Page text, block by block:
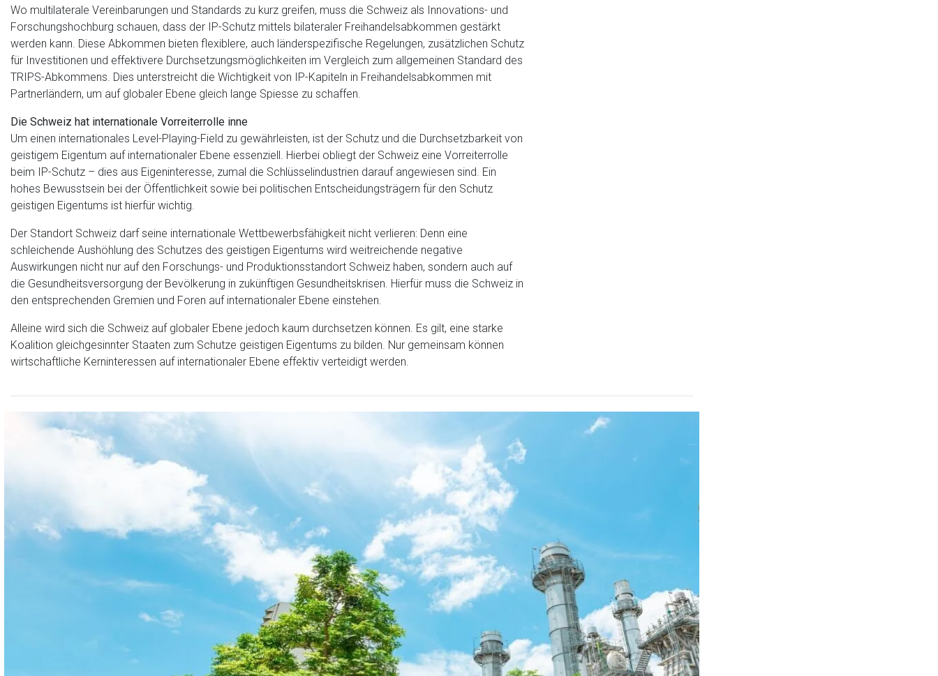
Wo multilaterale Vereinbarungen und Standards zu kurz greifen, muss die Schweiz als Innovations- und
Forschungshochburg schauen, dass der IP-Schutz mittels bilateraler Freihandelsabkommen gestärkt
werden kann. Diese Abkommen bieten flexiblere, auch länderspezifische Regelungen, zusätzlichen Schutz
für Investitionen und effektivere Durchsetzungsmöglichkeiten im Vergleich zum allgemeinen Standard des
TRIPS-Abkommens. Dies unterstreicht die Wichtigkeit von IP-Kapiteln in Freihandelsabkommen mit
Partnerländern, um auf globaler Ebene gleich lange Spiesse zu schaffen.
Die Schweiz hat internationale Vorreiterrolle inne
Um einen internationales Level-Playing-Field zu gewährleisten, ist der Schutz und die Durchsetzbarkeit von
geistigem Eigentum auf internationaler Ebene essenziell. Hierbei obliegt der Schweiz eine Vorreiterrolle
beim IP-Schutz – dies aus Eigeninteresse, zumal die Schlüsselindustrien darauf angewiesen sind. Ein
hohes Bewusstsein bei der Öffentlichkeit sowie bei politischen Entscheidungsträgern für den Schutz
geistigen Eigentums ist hierfür wichtig.
Der Standort Schweiz darf seine internationale Wettbewerbsfähigkeit nicht verlieren: Denn eine
schleichende Aushöhlung des Schutzes des geistigen Eigentums wird weitreichende negative
Auswirkungen nicht nur auf den Forschungs- und Produktionsstandort Schweiz haben, sondern auch auf
die Gesundheitsversorgung der Bevölkerung in zukünftigen Gesundheitskrisen. Hierfür muss die Schweiz in
den entsprechenden Gremien und Foren auf internationaler Ebene einstehen.
Alleine wird sich die Schweiz auf globaler Ebene jedoch kaum durchsetzen können. Es gilt, eine starke
Koalition gleichgesinnter Staaten zum Schutze geistigen Eigentums zu bilden. Nur gemeinsam können
wirtschaftliche Kerninteressen auf internationaler Ebene effektiv verteidigt werden.